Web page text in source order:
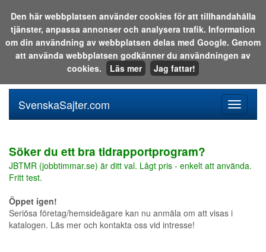
Sök i katalogen eller på webben:
meny
SvenskaSajter.com
Söker du ett bra tidrapportprogram?
JBTMR (jobbtimmar.se) är ditt val. Lågt pris - enkelt att använda.
Fritt test.
Öppet igen!
Seriösa företag/hemsideägare kan nu anmäla om att visas i
katalogen. Läs mer och kontakta oss vid intresse!
Den här webbplatsen använder cookies för att tillhandahålla
tjänster, anpassa annonser och analysera trafik. Information
om din användning av webbplatsen delas med Google. Genom
att använda webbplatsen godkänner du användningen av
cookies.
Läs mer Jag fattar!